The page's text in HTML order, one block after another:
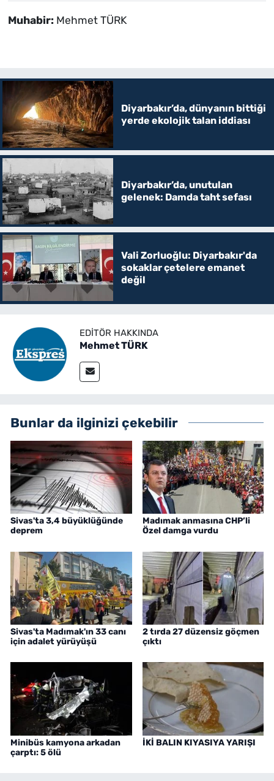
Muhabir: Mehmet TÜRK
Diyarbakır’da, dünyanın bittiği
yerde ekolojik talan iddiası
Diyarbakır’da, unutulan
gelenek: Damda taht sefası
Vali Zorluoğlu: Diyarbakır'da
sokaklar çetelere emanet
değil
EDITÖR HAKKINDA
Mehmet TÜRK
Bunlar da ilginizi çekebilir
Sivas'ta 3,4 büyüklüğünde
deprem
Madımak anmasına CHP’li
Özel damga vurdu
Sivas'ta Madımak'ın 33 canı
için adalet yürüyüşü
2 tırda 27 düzensiz göçmen
çıktı
Minibüs kamyona arkadan
çarptı: 5 ölü
İKİ BALIN KIYASIYA YARIŞI